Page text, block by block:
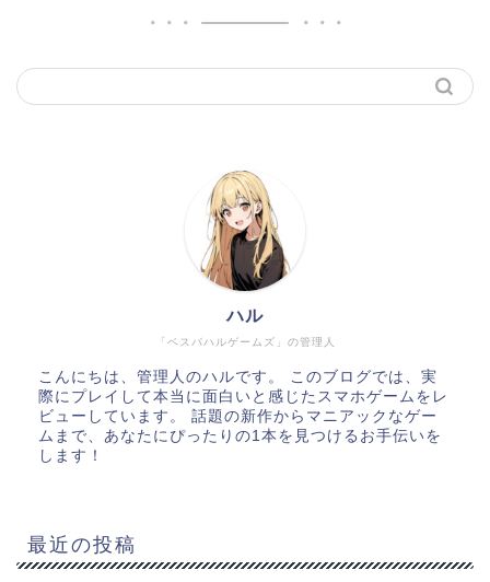
「ベスパハルゲームズ」の管理人
ハル
こんにちは、管理人のハルです。 このブログでは、実
際にプレイして本当に面白いと感じたスマホゲームをレ
ビューしています。 話題の新作からマニアックなゲー
ムまで、あなたにぴったりの1本を見つけるお手伝いを
します！
最近の投稿